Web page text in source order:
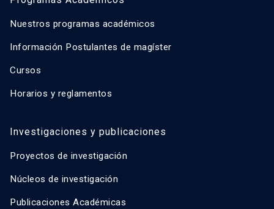
Nuestros programas académicos
Información Postulantes de magíster
Cursos
Horarios y reglamentos
Investigaciones y publicaciones
Proyectos de investigación
Núcleos de investigación
Publicaciones Académicas